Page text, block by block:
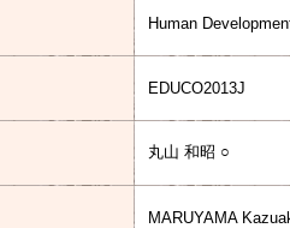
Human
EDUCO2013J
丸山 和昭 ○
MARUYAMA